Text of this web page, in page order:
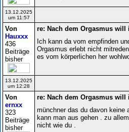
13.12.2025
um 11:57
Von
Hauxxx
436
Beiträge
bisher
re: Nach dem Orgasmus will
Ich kann da vom empfinden
Orgasmus erlebt nicht
es vom körperlichen her
13.12.2025
um 12:28
Von
ernxx
323
Beiträge
bisher
re: Nach dem Orgasmus will
münchner das du davon keine
kann man aus gehen . zu
nicht wie du .